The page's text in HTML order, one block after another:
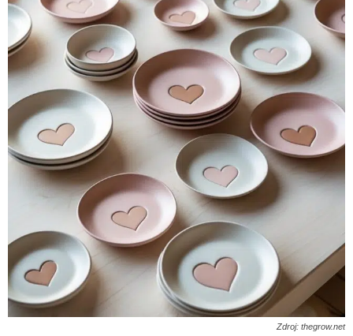
Zdroj: thegrow.net